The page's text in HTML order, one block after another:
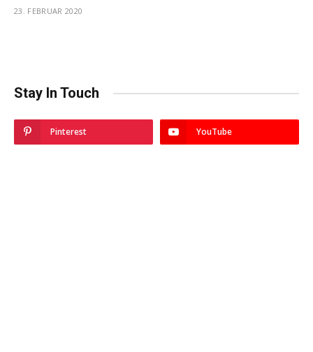
23. FEBRUAR 2020
Stay In Touch
Pinterest YouTube